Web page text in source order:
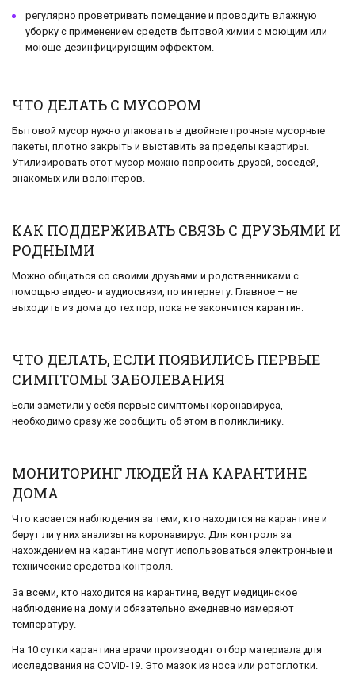
регулярно проветривать помещение и проводить влажную
уборку с применением средств бытовой химии с моющим или
моюще-дезинфицирующим эффектом.
ЧТО ДЕЛАТЬ С МУСОРОМ
Бытовой мусор нужно упаковать в двойные прочные мусорные
пакеты, плотно закрыть и выставить за пределы квартиры.
Утилизировать этот мусор можно попросить друзей, соседей,
знакомых или волонтеров.
КАК ПОДДЕРЖИВАТЬ СВЯЗЬ С ДРУЗЬЯМИ И
РОДНЫМИ
Можно общаться со своими друзьями и родственниками с
помощью видео- и аудиосвязи, по интернету. Главное – не
выходить из дома до тех пор, пока не закончится карантин.
ЧТО ДЕЛАТЬ, ЕСЛИ ПОЯВИЛИСЬ ПЕРВЫЕ
СИМПТОМЫ ЗАБОЛЕВАНИЯ
Если заметили у себя первые симптомы коронавируса,
необходимо сразу же сообщить об этом в поликлинику.
МОНИТОРИНГ ЛЮДЕЙ НА КАРАНТИНЕ
ДОМА
Что касается наблюдения за теми, кто находится на карантине и
берут ли у них анализы на коронавирус. Для контроля за
нахождением на карантине могут использоваться электронные и
технические средства контроля.
За всеми, кто находится на карантине, ведут медицинское
наблюдение на дому и обязательно ежедневно измеряют
температуру.
На 10 сутки карантина врачи производят отбор материала для
исследования на COVID-19. Это мазок из носа или ротоглотки.